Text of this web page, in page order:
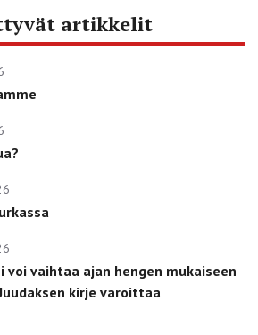
artikkelit
vaihtaa ajan hengen mukaiseen
kirje varoittaa